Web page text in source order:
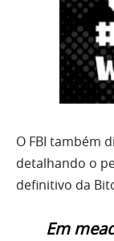
O FBI também
detalhando o
definitivo da
Em